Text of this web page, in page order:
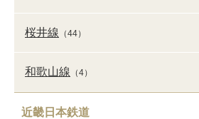
桜井線 （44）
和歌山線 （4）
近畿日本鉄道